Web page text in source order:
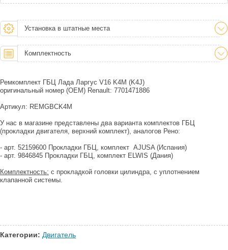
Установка в штатные места
Комплектность
Ремкомплект ГБЦ Лада Ларгус V16 K4M (K4J)
оригинальный номер (ОЕМ) Renault: 7701471886
Артикул: REMGBCK4M
У нас в магазине представлены два варианта комплектов ГБЦ
(прокладки двигателя, верхний комплект), аналогов Рено:
- арт. 52159600 Прокладки ГБЦ, комплект AJUSA (Испания)
- арт. 9846845 Прокладки ГБЦ, комплект ELWIS (Дания)
Комплектность: с прокладкой головки цилиндра, с уплотнением
клапанной системы.
Категории: Двигатель